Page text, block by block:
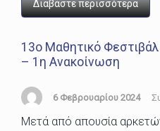
Διαβάστε περισσότερα
13ο Μαθητικό
– 1η Ανακοίνωση
6 Φεβρουαρίου 2024
Μετά από απουσία